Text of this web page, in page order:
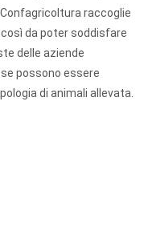
raccoglie
da poter soddisfare
delle aziende
possono essere
di animali allevata.